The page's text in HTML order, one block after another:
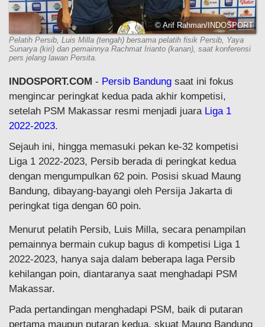
© Arif Rahman/INDOSPORT
Pelatih Persib, Luis Milla (tengah) bersama pelatih fisik Persib, Yaya
Sunarya (kiri) dan pemainnya Rachmat Irianto (kanan), saat konferensi
pers jelang lawan Persita.
INDOSPORT.COM - Persib Bandung saat ini fokus
mengincar peringkat kedua pada akhir kompetisi,
setelah PSM Makassar resmi menjadi juara Liga 1
2022-2023.
Sejauh ini, hingga memasuki pekan ke-32 kompetisi
Liga 1 2022-2023, Persib berada di peringkat kedua
dengan mengumpulkan 62 poin. Posisi skuad Maung
Bandung, dibayang-bayangi oleh Persija Jakarta di
peringkat tiga dengan 60 poin.
Menurut pelatih Persib, Luis Milla, secara penampilan
pemainnya bermain cukup bagus di kompetisi Liga 1
2022-2023, hanya saja dalam beberapa laga Persib
kehilangan poin, diantaranya saat menghadapi PSM
Makassar.
Pada pertandingan menghadapi PSM, baik di putaran
pertama maupun putaran kedua, skuat Maung Bandung